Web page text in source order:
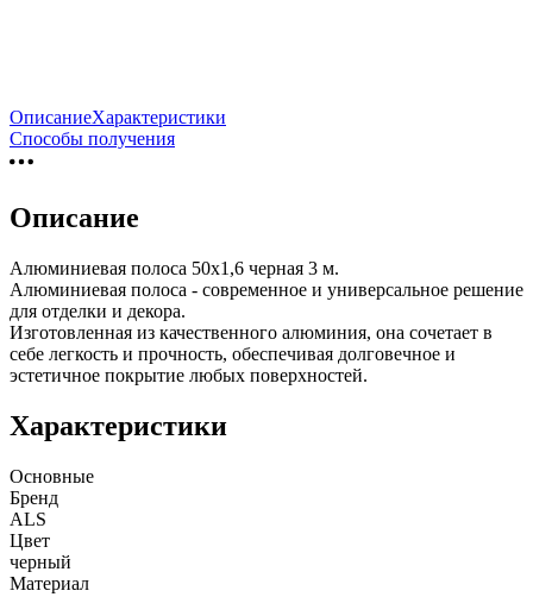
ОписаниеХарактеристики
Способы получения
Описание
Алюминиевая полоса 50х1,6 черная 3 м.
Алюминиевая полоса - современное и универсальное решение
для отделки и декора.
Изготовленная из качественного алюминия, она сочетает в
себе легкость и прочность, обеспечивая долговечное и
эстетичное покрытие любых поверхностей.
Характеристики
Основные
Бренд
ALS
Цвет
черный
Материал